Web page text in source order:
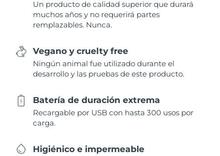
Un producto de calidad superior que durará
muchos años y no requerirá partes
remplazables. Nunca.
Vegano y cruelty free
Ningún animal fue utilizado durante el
desarrollo y las pruebas de este producto.
Batería de duración extrema
Recargable por USB con hasta 300 usos por
carga.
Higiénico e impermeable